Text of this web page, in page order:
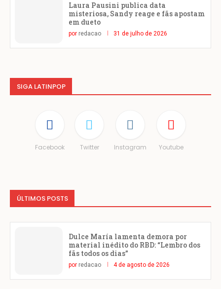
Laura Pausini publica data
misteriosa, Sandy reage e fãs apostam
em dueto
por redacao 31 de julho de 2026
SIGA LATINPOP
Facebook Twitter Instagram Youtube
ÚLTIMOS POSTS
Dulce María lamenta demora por
material inédito do RBD: “Lembro dos
fãs todos os dias”
por redacao 4 de agosto de 2026